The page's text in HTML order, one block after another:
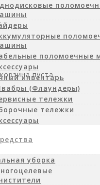
пуста.
поломоечные
инвентарь
(Флаундеры)
тележки
тележки
уборка